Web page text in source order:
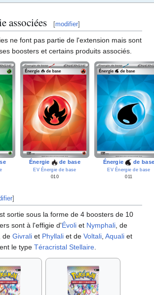
associées [modifier]
ne font pas partie de l'extension mais sont
boosters et certains produits associés.
Énergie de base
EV Énergie de base
010
Énergie de
EV Énergie de base
011
]
sortie sous la forme de 4 boosters de 10
sont à l'effigie d'Évoli et Nymphali , de
, de Givrali et Phyllali et de Voltali Aquali et
le type Téracristal Stellaire